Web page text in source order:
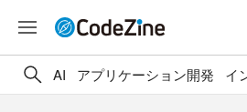
AI アプリケーション開発 イ